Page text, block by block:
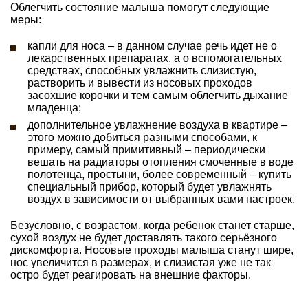
Облегчить состояние малыша помогут следующие
меры:
капли для носа – в данном случае речь идет не о
лекарственных препаратах, а о вспомогательных
средствах, способных увлажнить слизистую,
растворить и вывести из носовых проходов
засохшие корочки и тем самым облегчить дыхание
младенца;
дополнительное увлажнение воздуха в квартире –
этого можно добиться разными способами, к
примеру, самый примитивный – периодически
вешать на радиаторы отопления смоченные в воде
полотенца, простыни, более современный – купить
специальный прибор, который будет увлажнять
воздух в зависимости от выбранных вами настроек.
Безусловно, с возрастом, когда ребенок станет старше,
сухой воздух не будет доставлять такого серьёзного
дискомфорта. Носовые проходы малыша станут шире,
нос увеличится в размерах, и слизистая уже не так
остро будет реагировать на внешние факторы.